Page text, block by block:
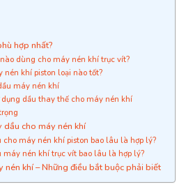
hợp nhất?
dùng cho máy nén khí trục vít?
nén khí piston loại nào tốt?
máy nén khí
dầu thay thế cho máy nén khí
dầu cho máy nén khí
máy nén khí piston bao lâu là hợp lý?
máy nén khí trục vít bao lâu là hợp lý?
nén khí – Những điều bắt buộc phải biết